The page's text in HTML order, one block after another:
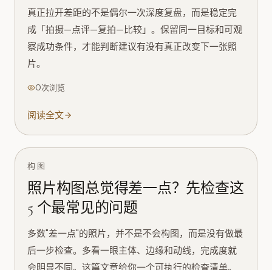
真正拉开差距的不是偶尔一次深度复盘，而是稳定完
成「拍摄—点评—复拍—比较」。保留同一目标和可观
察成功条件，才能判断建议有没有真正改变下一张照
片。
0次浏览
阅读全文
构图
照片构图总觉得差一点？先检查这
5 个最常见的问题
多数"差一点"的照片，并不是不会构图，而是没有做最
后一步检查。多看一眼主体、边缘和动线，完成度就
会明显不同。这篇文章给你一个可执行的检查清单。